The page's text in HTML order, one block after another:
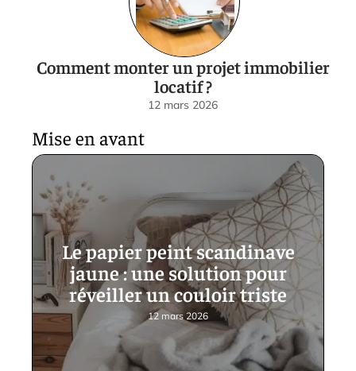
Comment monter un projet immobilier
locatif ?
12 mars 2026
Mise en avant
Le papier peint scandinave
jaune : une solution pour
réveiller un couloir triste
12 mars 2026